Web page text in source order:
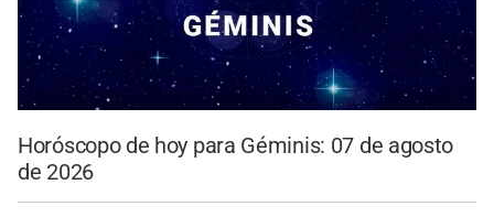
Horóscopo de hoy para Géminis: 07 de agosto
de 2026